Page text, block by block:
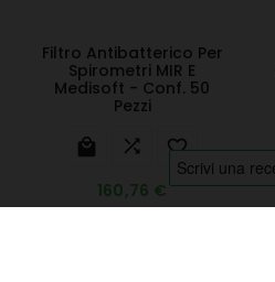
Filtro Antibatterico Per
Spirometri MIR E
Medisoft - Conf. 50
Pezzi
  
160,76 €